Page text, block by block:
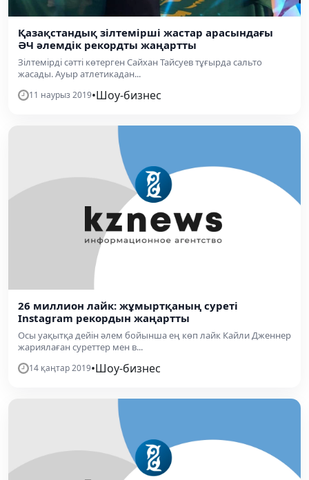
Қазақстандық зілтемірші жастар арасындағы
ӘЧ әлемдік рекордты жаңартты
Зілтемірді сәтті көтерген Сайхан Тайсуев тұғырда сальто
жасады. Ауыр атлетикадан...
11 наурыз 2019•Шоу-бизнес
26 миллион лайк: жұмыртқаның суреті
Instagram рекордын жаңартты
Осы уақытқа дейін әлем бойынша ең көп лайк Кайли Дженнер
жариялаған суреттер мен в...
14 қаңтар 2019•Шоу-бизнес